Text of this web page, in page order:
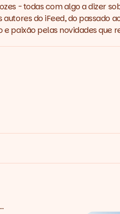
- todas com algo a dizer
do iFeed, do passado
e paixão pelas novidades que